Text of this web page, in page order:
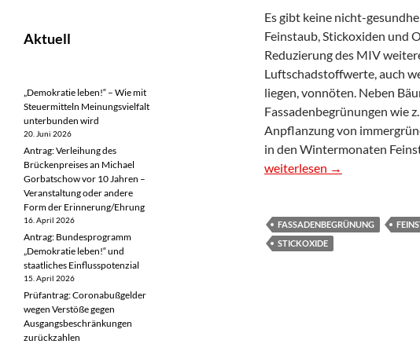
Es gibt keine nicht-
Feinstaub, Stickoxiden und
Reduzierung des MIV
Luftschadstoffwerte, auch
liegen, vonnöten. Neben
Fassadenbegrünungen wie
Anpflanzung von
in den Wintermonaten
Antrag: Prüfung städtischer
weiterlesen →
FASSADENBEGRÜNUNG
STICKOXIDE
Aktuell
„Demokratie leben!“ – Wie mit
Steuermitteln Meinungsvielfalt
unterbunden wird
20. Juni 2026
Antrag: Verleihung des
Brückenpreises an Michael
Gorbatschow vor 10 Jahren –
Veranstaltung oder andere
Form der Erinnerung/Ehrung
16. April 2026
Antrag: Bundesprogramm
„Demokratie leben!“ und
staatliches Einflusspotenzial
15. April 2026
Prüfantrag: Coronabußgelder
wegen Verstöße gegen
Ausgangsbeschränkungen
zurückzahlen